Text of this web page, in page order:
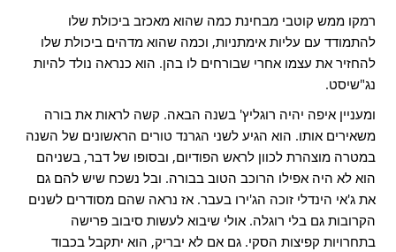
רמקו ממש קוטבי מבחינת כמה שהוא מאכזב ביכולת שלו
להתמודד עם עליות אימתניות, וכמה שהוא מדהים ביכולת שלו
להחזיר את עצמו אחרי שבורחים לו בהן. הוא כנראה נולד להיות
נג"שיסט.
ומעניין איפה יהיה רוגליץ' בשנה הבאה. קשה לראות את בורה
משאירים אותו. הוא הגיע לשני הגרנד טורים הראשונים של השנה
במטרה מוצהרת לכוון לראש הפודיום, ובסופו של דבר, בשניהם
הוא לא היה אפילו הרוכב הטוב בבורה. ובל נשכח שיש להם גם
את ג'אי הינדלי זוכה הג'ירו בעבר. אז נראה שהם מסודרים לשנים
הקרובות גם בלי רוגלה. אולי שיבוא לעשות סיבוב פרישה
בתחרויות קפיצות הסקי. גם אם לא יבריק, הוא יתקבל בכבוד